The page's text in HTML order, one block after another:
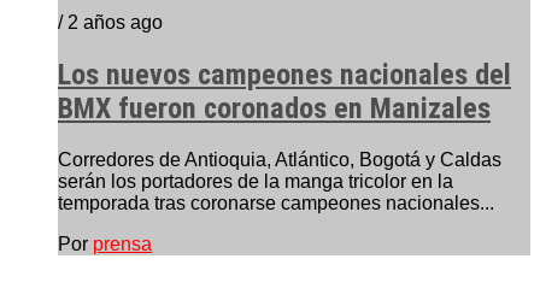
/ 2 años ago
Los nuevos campeones nacionales del
BMX fueron coronados en Manizales
Corredores de Antioquia, Atlántico, Bogotá y Caldas
serán los portadores de la manga tricolor en la
temporada tras coronarse campeones nacionales...
Por prensa